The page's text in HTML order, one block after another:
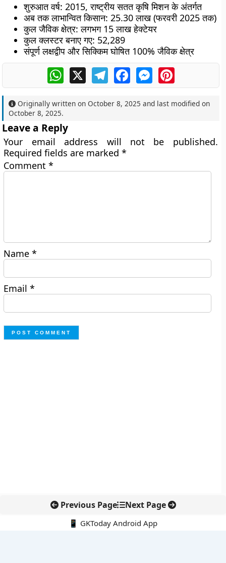
शुरुआत वर्ष: 2015, राष्ट्रीय सतत कृषि मिशन के अंतर्गत
अब तक लाभान्वित किसान: 25.30 लाख (फरवरी 2025 तक)
कुल जैविक क्षेत्र: लगभग 15 लाख हेक्टेयर
कुल क्लस्टर बनाए गए: 52,289
संपूर्ण लक्षद्वीप और सिक्किम घोषित 100% जैविक क्षेत्र
WhatsApp
X TelegramFacebookMessengerPinterest
Originally written onOctober 8, 2025 and last modified on
October 8, 2025.
Leave a Reply
Your email address will not be published.
Required fields are marked*
Comment*
Name*
Email*
Previous Page Next Page
📱 GKToday Android App